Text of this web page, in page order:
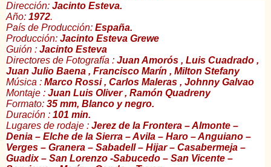
Dirección: Jacinto Esteva.
Año: 1972.
País de Producción: España.
Producción: Jacinto Esteva Grewe
Guión : Jacinto Esteva
Directores de Fotografía : Juan Amorós , Luis Cuadrado ,
Juan Julio Baena , Francisco Marín , Milton Stefany
Música : Marco Rossi , Carlos Maleras , Johnny Galvao
Montaje : Juan Luis Oliver , Ramón Quadreny
Formato: 35 mm, Blanco y negro.
Duración : 101 min.
Lugares de rodaje : Jerez de la Frontera – Almonte –
Denia – Elche de la Sierra – Avila – Haro – Anguiano –
Verges – Granera – Sabadell – Hijar – Casabermeja –
Guadix – San Lorenzo -Sabucedo – San Vicente –